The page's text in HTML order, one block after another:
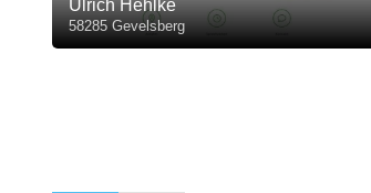
Ulrich Hehlke
58285 Gevelsberg